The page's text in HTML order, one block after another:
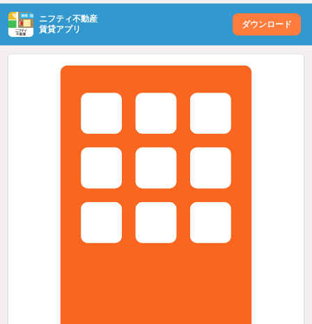
ニフティ不動産
賃貸アプリ
ダウンロード